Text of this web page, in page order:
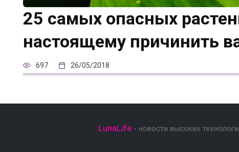
25 самых опасных
настоящему причинить
697 26/05/2018
LunaLife- новости высоких